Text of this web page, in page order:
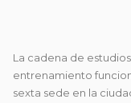
La cadena de
entrenamiento
sexta sede en la